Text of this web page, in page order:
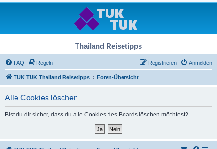
Thailand Reisetipps
FAQ Regeln Anmelden
Registrieren
TUK TUK Thailand Reisetipps Foren-Übersicht
Alle Cookies löschen
Bist du dir sicher, dass du alle Cookies des Boards löschen möchtest?